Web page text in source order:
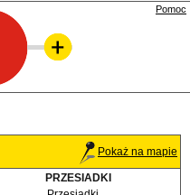
Pomoc
Pokaż na mapie
PRZESIADKI